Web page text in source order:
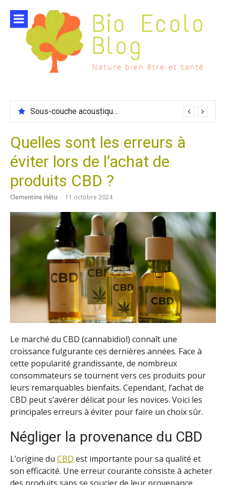
contenu
Sous-couche acoustique compatible chauffage sol
Quelles sont les erreurs à
éviter lors de l’achat de
produits CBD ?
Clementine Hétu 11 octobre 2024
Le marché du CBD (cannabidiol) connaît une
croissance fulgurante ces dernières années. Face à
cette popularité grandissante, de nombreux
consommateurs se tournent vers ces produits pour
leurs remarquables bienfaits. Cependant, l’achat de
CBD peut s’avérer délicat pour les novices. Voici les
principales erreurs à éviter pour faire un choix sûr.
Négliger la provenance du CBD
L’origine du CBD est importante pour sa qualité et
son efficacité. Une erreur courante consiste à acheter